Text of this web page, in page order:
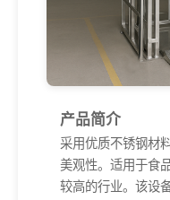
产品简介
采用优质不锈钢材
美观性。适用于食
较高的行业。该设